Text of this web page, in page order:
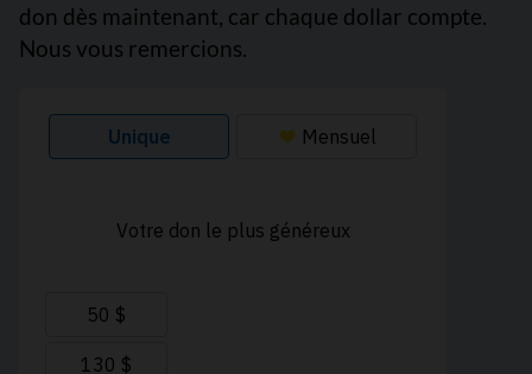
don dès maintenant, car chaque dollar compte.
Nous vous remercions.